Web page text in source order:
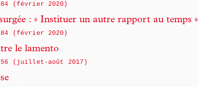
(février 2020)
: « Instituer un autre rapport au temps »
(février 2020)
le lamento
(juillet-août 2017)